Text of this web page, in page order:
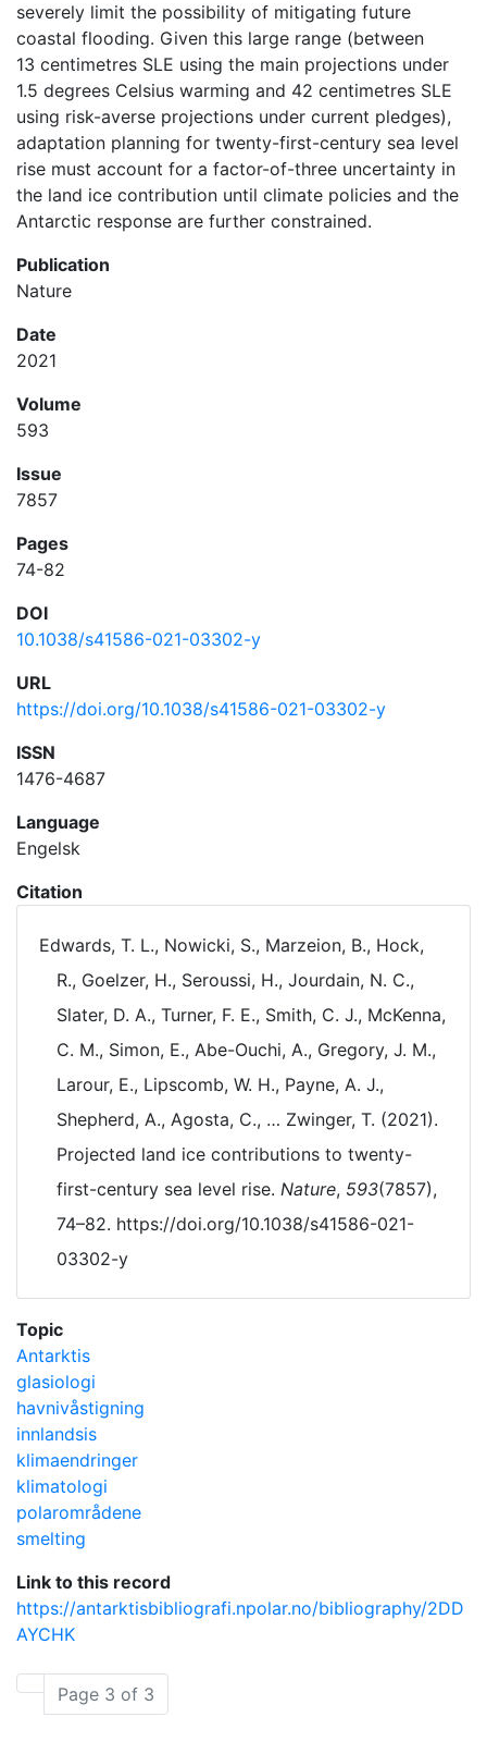
severely limit the possibility of mitigating future
coastal flooding. Given this large range (between
13 centimetres SLE using the main projections under
1.5 degrees Celsius warming and 42 centimetres SLE
using risk-averse projections under current pledges),
adaptation planning for twenty-first-century sea level
rise must account for a factor-of-three uncertainty in
the land ice contribution until climate policies and the
Antarctic response are further constrained.
Publication
Nature
Date
2021
Volume
593
Issue
7857
Pages
74-82
DOI
10.1038/s41586-021-03302-y
URL
https://doi.org/10.1038/s41586-021-03302-y
ISSN
1476-4687
Language
Engelsk
Citation
Edwards, T. L., Nowicki, S., Marzeion, B., Hock,
R., Goelzer, H., Seroussi, H., Jourdain, N. C.,
Slater, D. A., Turner, F. E., Smith, C. J., McKenna,
C. M., Simon, E., Abe-Ouchi, A., Gregory, J. M.,
Larour, E., Lipscomb, W. H., Payne, A. J.,
Shepherd, A., Agosta, C., … Zwinger, T. (2021).
Projected land ice contributions to twenty-
first-century sea level rise. Nature, 593(7857),
74–82. https://doi.org/10.1038/s41586-021-
03302-y
Topic
Antarktis
glasiologi
havnivåstigning
innlandsis
klimaendringer
klimatologi
polarområdene
smelting
Link to this record
https://antarktisbibliografi.npolar.no/bibliography/2DD
AYCHK
Page 3 of 3